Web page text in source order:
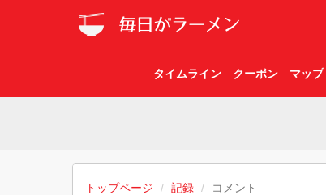
タイムライン クーポン マップ
トップページ 記録 コメント